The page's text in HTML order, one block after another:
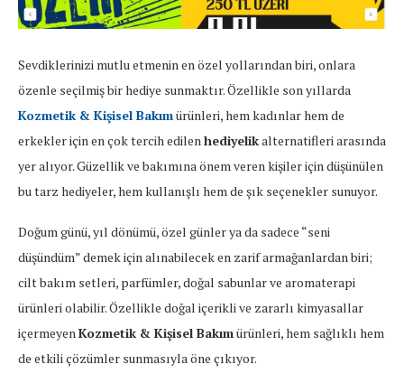
Sevdiklerinizi mutlu etmenin en özel yollarından biri, onlara
özenle seçilmiş bir hediye sunmaktır. Özellikle son yıllarda
Kozmetik & Kişisel Bakımürünleri, hem kadınlar hem de
erkekler için en çok tercih edilenhediyelikalternatifleri arasında
yer alıyor. Güzellik ve bakımına önem veren kişiler için düşünülen
bu tarz hediyeler, hem kullanışlı hem de şık seçenekler sunuyor.
Doğum günü, yıl dönümü, özel günler ya da sadece “seni
düşündüm” demek için alınabilecek en zarif armağanlardan biri;
cilt bakım setleri, parfümler, doğal sabunlar ve aromaterapi
ürünleri olabilir. Özellikle doğal içerikli ve zararlı kimyasallar
içermeyenKozmetik & Kişisel Bakımürünleri, hem sağlıklı hem
de etkili çözümler sunmasıyla öne çıkıyor.